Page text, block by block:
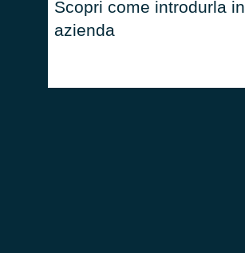
Scopri come introdurla in
azienda